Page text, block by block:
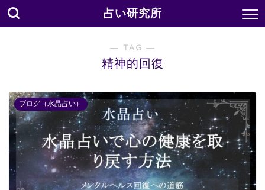
占い研究所
― TAG ―
精神的回復
ブログ（水晶占い）